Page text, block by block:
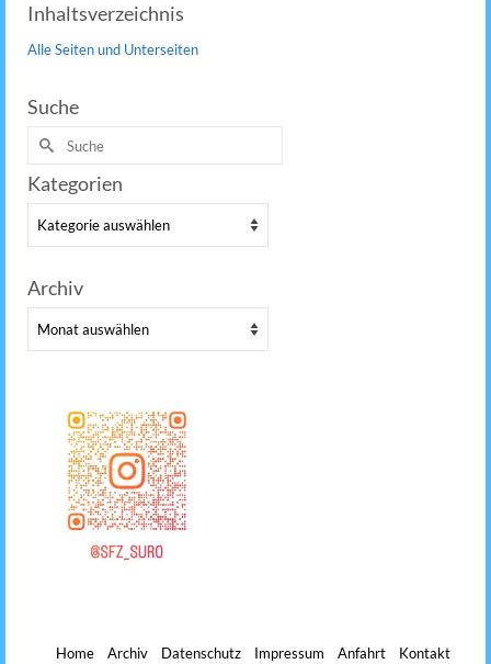
Inhaltsverzeichnis
Alle Seiten und Unterseiten
Suche
Suche
nach:
Kategorien
Kategorien
Archiv
Archiv
Home Archiv Datenschutz Impressum Anfahrt Kontakt